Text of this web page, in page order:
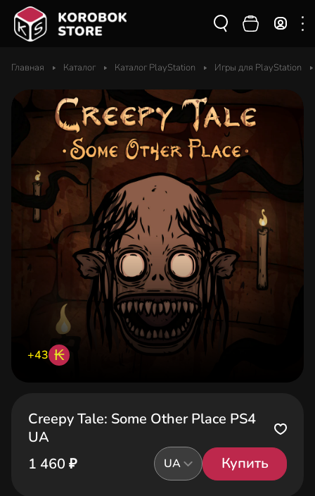
Главная Каталог Каталог PlayStation Игры для PlayStation
+43 ₭
Creepy Tale: Some Other Place PS4
UA
1 460 ₽
UA Купить